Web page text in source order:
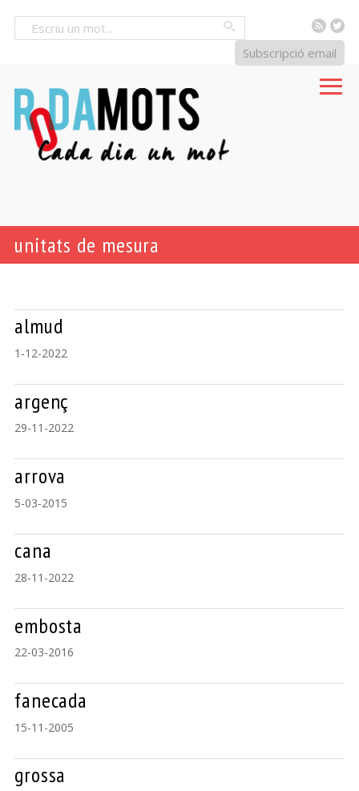
RSS
Subscripció email
unitats de mesura
almud
1-12-2022
argenç
29-11-2022
arrova
5-03-2015
cana
28-11-2022
embosta
22-03-2016
fanecada
15-11-2005
grossa